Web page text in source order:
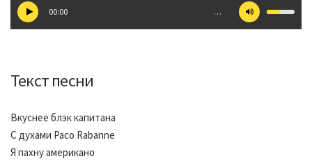
00:00 …
Текст песни
Вкуснее блэк капитана
С духами Paco Rabanne
Я пахну американо